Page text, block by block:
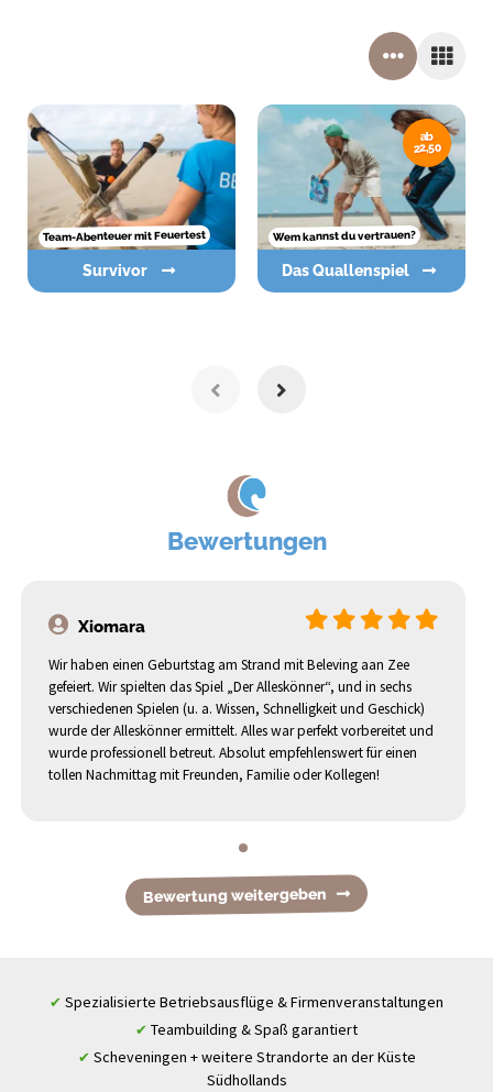
Team-Abenteuer mit Feuertest
Survivor
ab
22,50
Wem kannst du vertrauen?
Das Quallenspiel
Bewertungen
Xiomara
Wir haben einen Geburtstag am Strand mit Beleving aan Zee
gefeiert. Wir spielten das Spiel „Der Alleskönner“, und in sechs
verschiedenen Spielen (u. a. Wissen, Schnelligkeit und Geschick)
wurde der Alleskönner ermittelt. Alles war perfekt vorbereitet und
wurde professionell betreut. Absolut empfehlenswert für einen
tollen Nachmittag mit Freunden, Familie oder Kollegen!
Bewertung weitergeben
✔ Spezialisierte Betriebsausflüge & Firmenveranstaltungen
✔ Teambuilding & Spaß garantiert
✔ Scheveningen + weitere Strandorte an der Küste
Südhollands